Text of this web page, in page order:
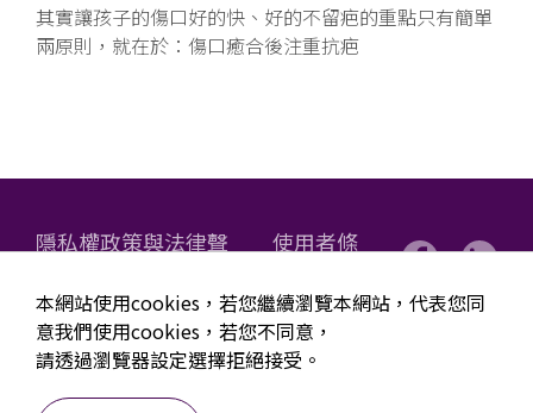
其實讓孩子的傷口好的快、好的不留疤的重點只有簡單
兩原則，就在於：傷口癒合後注重抗疤
隱私權政策與法律聲
使用者條
Copyright © 2024 BenQ Materials. All rights
reserved. BenQ Materials Corporation
本網站使用cookies，若您繼續瀏覽本網站，代表您同
意我們使用cookies，若您不同意，
請透過瀏覽器設定選擇拒絕接受。